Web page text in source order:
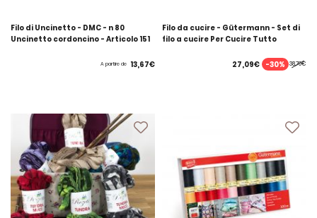
Filo di Uncinetto - DMC - n 80
Uncinetto cordoncino - Articolo 151
A partire de 13,67€
Filo da cucire - Gütermann - Set di
filo a cucire Per Cucire Tutto
38,70€
27,09€ -30%